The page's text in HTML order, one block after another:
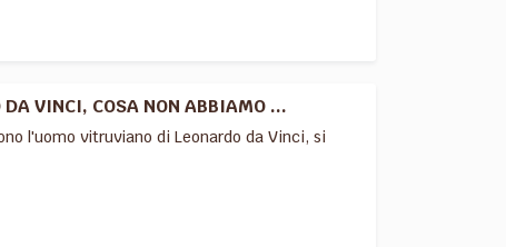
VINCI, COSA NON ABBIAMO ...
l'uomo vitruviano di Leonardo da Vinci, si